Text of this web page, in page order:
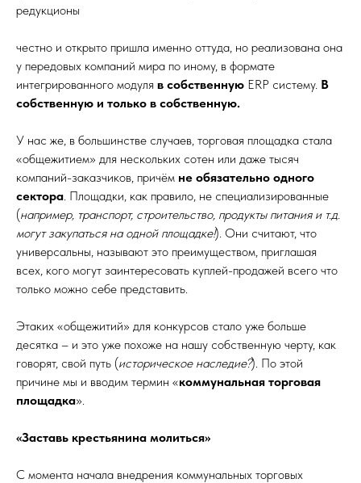
редукционы
честно и открыто пришла именно оттуда, но реализована она
у передовых компаний мира по иному, в формате
интегрированного модуля в собственную ERP систему. В
собственную и только в собственную.
У нас же, в большинстве случаев, торговая площадка стала
«общежитием» для нескольких сотен или даже тысяч
компаний-заказчиков, причём не обязательно одного
сектора. Площадки, как правило, не специализированные
(например, транспорт, строительство, продукты питания и т.д.
могут закупаться на одной площадке!). Они считают, что
универсальны, называют это преимуществом, приглашая
всех, кого могут заинтересовать куплей-продажей всего что
только можно себе представить.
Этаких «общежитий» для конкурсов стало уже больше
десятка – и это уже похоже на нашу собственную черту, как
говорят, свой путь (историческое наследие?). По этой
причине мы и вводим термин «коммунальная торговая
площадка».
«Заставь крестьянина молиться»
С момента начала внедрения коммунальных торговых